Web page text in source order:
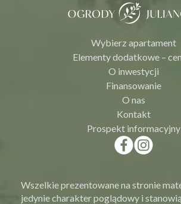
Wybierz apartament
Elementy dodatkowe –
O inwestycji
Finansowanie
O nas
Kontakt
Prospekt informacyjny
Wszelkie prezentowane na stronie
jedynie charakter poglądowy i